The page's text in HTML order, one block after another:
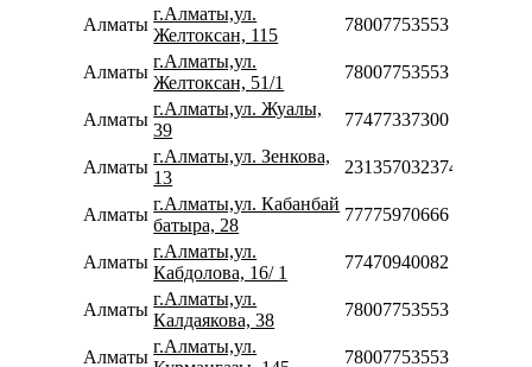
Алматы
г.Алматы,ул.
Желтоксан, 115
78007753553
Алматы
г.Алматы,ул.
Желтоксан, 51/1
78007753553
Алматы
г.Алматы,ул. Жуалы,
39
77477337300
Алматы
г.Алматы,ул. Зенкова,
13
231357032374
Алматы
г.Алматы,ул. Кабанбай
батыра, 28
77775970666
Алматы
г.Алматы,ул.
Кабдолова, 16/ 1
77470940082
Алматы
г.Алматы,ул.
Калдаякова, 38
78007753553
Алматы
г.Алматы,ул.
78007753553